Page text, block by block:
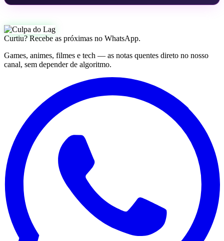
Curtiu? Recebe as próximas no WhatsApp.
Games, animes, filmes e tech — as notas quentes direto no nosso
canal, sem depender de algoritmo.